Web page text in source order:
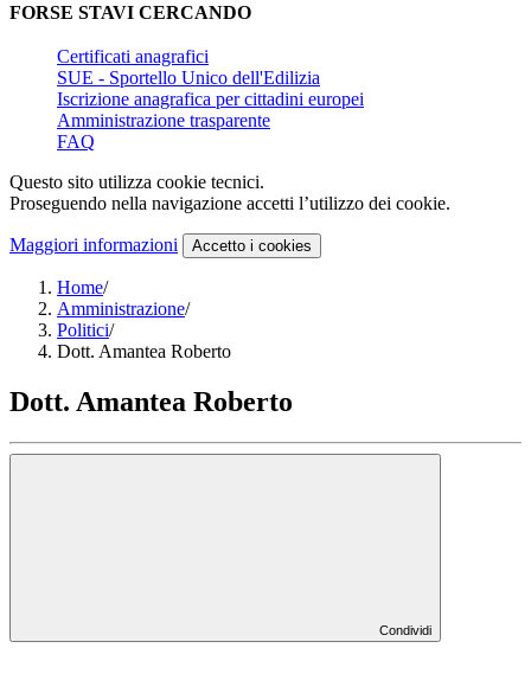
FORSE STAVI CERCANDO
Certificati anagrafici
SUE - Sportello Unico dell'Edilizia
Iscrizione anagrafica per cittadini europei
Amministrazione trasparente
FAQ
Questo sito utilizza cookie tecnici.
Proseguendo nella navigazione accetti l’utilizzo dei cookie.
Maggiori informazioni Accetto i cookies
Home/
Amministrazione/
Politici/
Dott. Amantea Roberto
Dott. Amantea Roberto
Condividi